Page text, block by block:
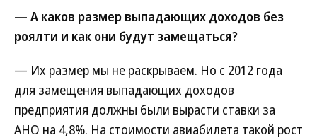
— А каков размер выпадающих доходов без
роялти и как они будут замещаться?
— Их размер мы не раскрываем. Но с 2012 года
для замещения выпадающих доходов
предприятия должны были вырасти ставки за
АНО на 4,8%. На стоимости авиабилета такой рост